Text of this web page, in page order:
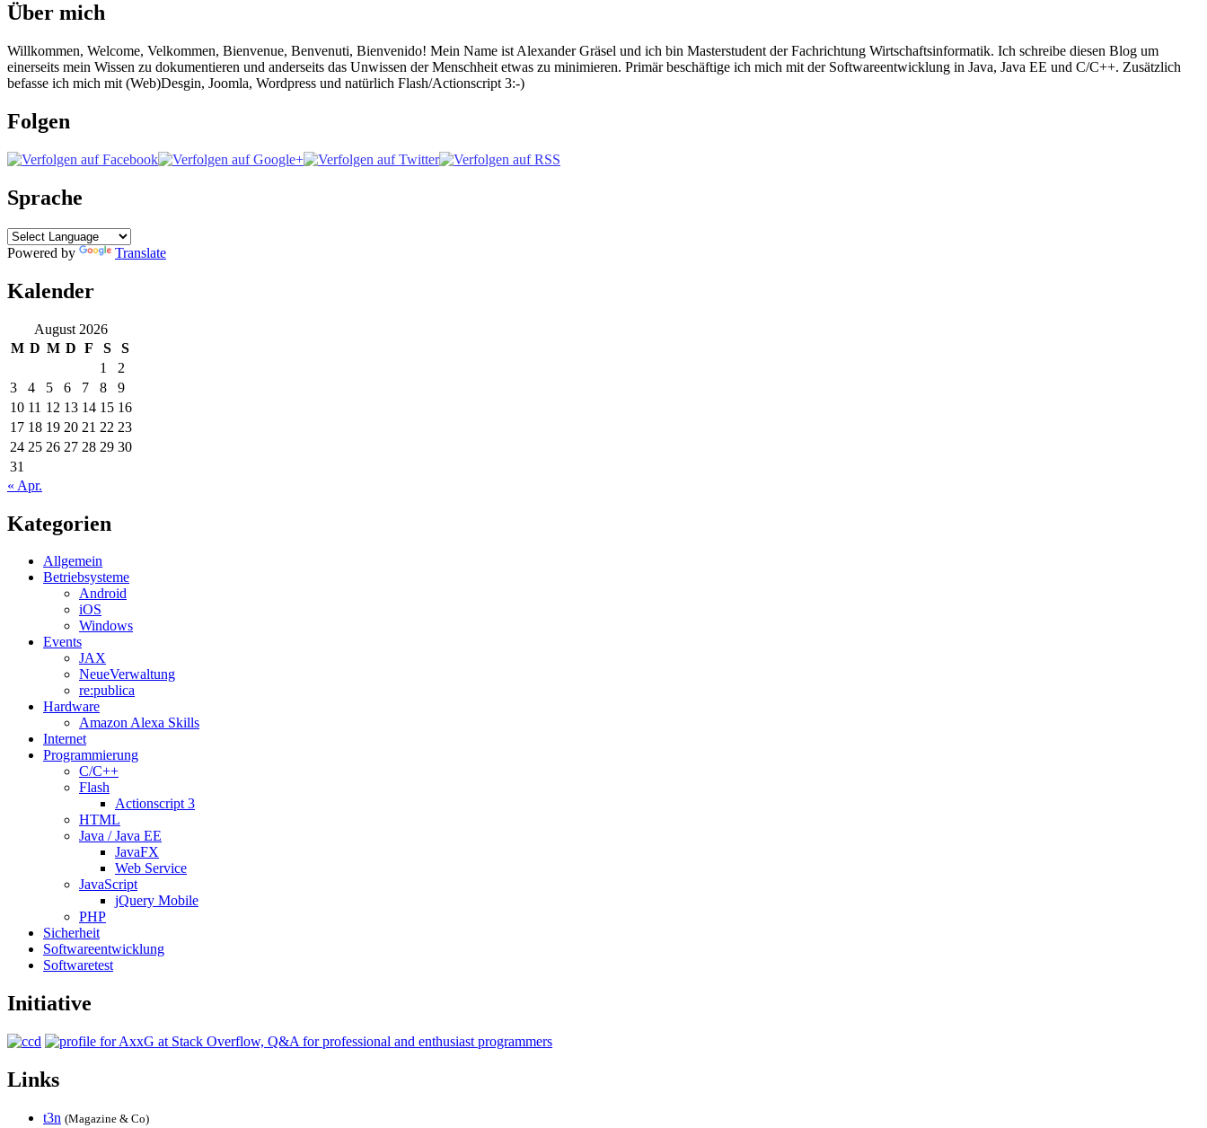
Über mich
Willkommen, Welcome, Velkommen, Bienvenue, Benvenuti, Bienvenido! Mein Name ist Alexander Gräsel und ich bin Masterstudent der Fachrichtung Wirtschaftsinformatik. Ich schreibe diesen Blog um
einerseits mein Wissen zu dokumentieren und anderseits das Unwissen der Menschheit etwas zu minimieren. Primär beschäftige ich mich mit der Softwareentwicklung in Java, Java EE und C/C++. Zusätzlich
befasse ich mich mit (Web)Desgin, Joomla, Wordpress und natürlich Flash/Actionscript 3:-)
Folgen
Sprache
Powered by Translate
Kalender
August 2026
M D M D F S
S
1
2
3
4 5 6 7 8
9
10 11 12 13 14 15 16
17 18 19 20 21 22 23
24 25 26 27 28 29 30
31
« Apr.
Kategorien
Allgemein
Betriebsysteme
Android
iOS
Windows
Events
JAX
NeueVerwaltung
re:publica
Hardware
Amazon Alexa Skills
Internet
Programmierung
C/C++
Flash
Actionscript 3
HTML
Java / Java EE
JavaFX
Web Service
JavaScript
jQuery Mobile
PHP
Sicherheit
Softwareentwicklung
Softwaretest
Initiative
Links
t3n (Magazine & Co)